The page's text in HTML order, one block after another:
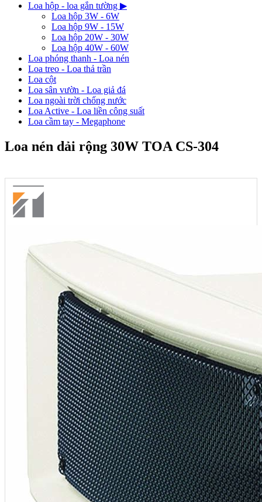
Loa hộp - loa gắn tường ▶
Loa hộp 3W - 6W
Loa hộp 9W - 15W
Loa hộp 20W - 30W
Loa hộp 40W - 60W
Loa phóng thanh - Loa nén
Loa treo - Loa thả trần
Loa cột
Loa sân vườn - Loa giả đá
Loa ngoài trời chống nước
Loa Active - Loa liền công suất
Loa cầm tay - Megaphone
Loa nén dải rộng 30W TOA CS-304